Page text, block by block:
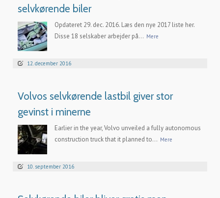
selvkørende biler
Opdateret 29. dec. 2016. Læs den nye 2017 liste her.
Disse 18 selskaber arbejder på... Mere
12. december 2016
Volvos selvkørende lastbil giver stor
gevinst i minerne
Earlier in the year, Volvo unveiled a fully autonomous
construction truck that it planned to... Mere
10. september 2016